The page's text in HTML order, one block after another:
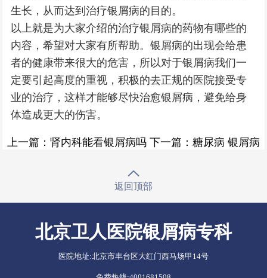
生长，从而达到治疗银屑病的目的。
以上就是为大家介绍的治疗银屑病的药物有哪些的
内容，希望对大家有所帮助。银屑病的出现会给患
者的健康带来很大的危害，所以对于银屑病我们一
定要引起高度的重视，积极的去正规的医院接受专
业的治疗，这样才能够尽快治愈银屑病，避免给身
体造成更大的伤害。
上一篇： 肾内科能看银屑病吗 下一篇： 糖尿病 银屑病
返回顶部
北京卫人医院银屑病专科
医院地址:北京市丰台区大红门西马场甲14号